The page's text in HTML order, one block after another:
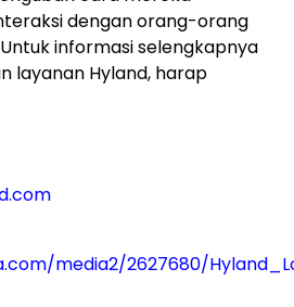
dengan orang-orang
informasi selengkapnya
layanan Hyland, harap
media2/2627680/